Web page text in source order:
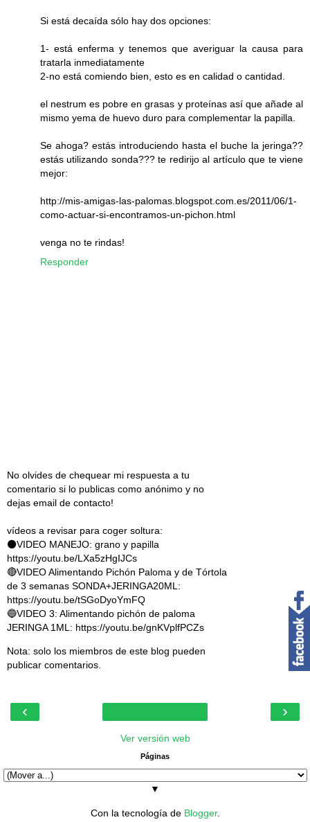
Si está decaída sólo hay dos opciones:
1- está enferma y tenemos que averiguar la causa para
tratarla inmediatamente
2-no está comiendo bien, esto es en calidad o cantidad.
el nestrum es pobre en grasas y proteínas así que añade al
mismo yema de huevo duro para complementar la papilla.
Se ahoga? estás introduciendo hasta el buche la jeringa??
estás utilizando sonda??? te redirijo al artículo que te viene
mejor:
http://mis-amigas-las-palomas.blogspot.com.es/2011/06/1-
como-actuar-si-encontramos-un-pichon.html
venga no te rindas!
Responder
No olvides de chequear mi respuesta a tu
comentario si lo publicas como anónimo y no
dejas email de contacto!
vídeos a revisar para coger soltura:
⚫VIDEO MANEJO: grano y papilla
https://youtu.be/LXa5zHgIJCs
🔴VIDEO Alimentando Pichón Paloma y de Tórtola
de 3 semanas SONDA+JERINGA20ML:
https://youtu.be/tSGoDyoYmFQ
🔵VIDEO 3: Alimentando pichón de paloma
JERINGA 1ML: https://youtu.be/gnKVplfPCZs
Nota: solo los miembros de este blog pueden
publicar comentarios.
‹ ›
Ver versión web
Páginas
▼
Con la tecnología de Blogger.